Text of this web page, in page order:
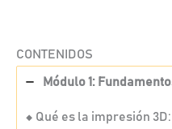
CONTENIDOS
Módulo 1:
⬥ Qué es la impresión